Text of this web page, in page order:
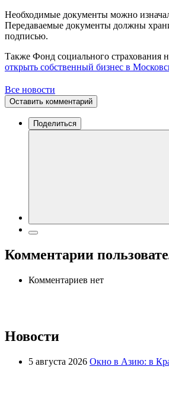
Необходимые документы можно
Передаваемые документы должны
подписью.
Также Фонд социального страхования
открыть собственный бизнес в
Все новости
Оставить комментарий
Поделиться
Комментарии
Комментариев нет
Новости
5 августа 2026 Окно в Азию: в